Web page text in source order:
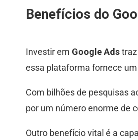
Benefícios do
Investir em Google Ads
essa plataforma fornece
Com bilhões de pesquisas
por um número enorme de
Outro benefício vital é a